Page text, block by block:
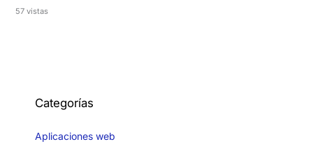
57 vistas
Categorías
Aplicaciones web